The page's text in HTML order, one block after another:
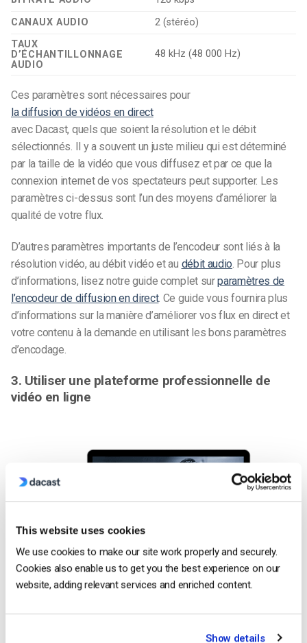
This website uses cookies
We use cookies to make our site work properly and securely.
Cookies also enable us to get you the best experience on our
website, adding relevant services and enriched content.
Show details
CANAUX AUDIO
2 (stéréo)
TAUX
D’ÉCHANTILLONNAGE
AUDIO
48 kHz (48 000 Hz)
Ces paramètres sont nécessaires pour
la diffusion de vidéos en direct
avec Dacast, quels que soient la résolution et le débit
sélectionnés. Il y a souvent un juste milieu qui est déterminé
par la taille de la vidéo que vous diffusez et par ce que la
connexion internet de vos spectateurs peut supporter. Les
paramètres ci-dessus sont l’un des moyens d’améliorer la
qualité de votre flux.
D’autres paramètres importants de l’encodeur sont liés à la
résolution vidéo, au débit vidéo et au débit audio. Pour plus
d’informations, lisez notre guide complet surparamètres de
l’encodeur de diffusion en direct. Ce guide vous fournira plus
d’informations sur la manière d’améliorer vos flux en direct et
votre contenu à la demande en utilisant les bons paramètres
d’encodage.
3. Utiliser une plateforme professionnelle de
vidéo en ligne
L’OVP que vous choisissez d’utiliser joue un rôle important